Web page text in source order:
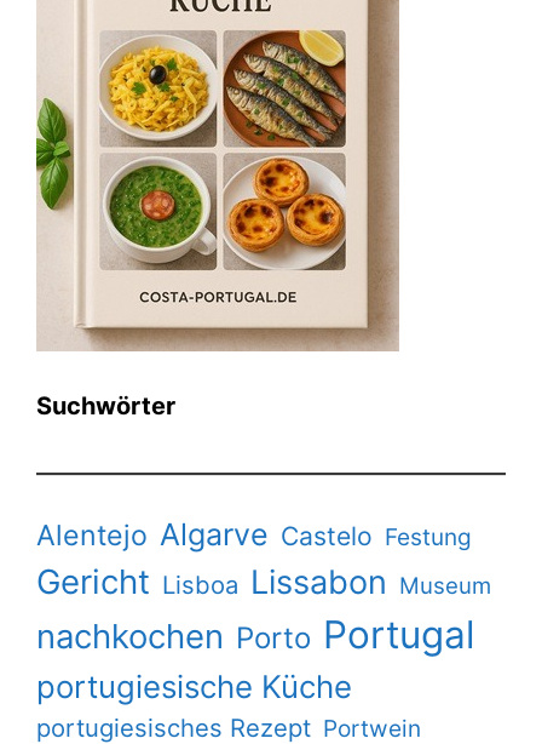
Suchwörter
Alentejo Algarve Castelo Festung
Gericht Lisboa Lissabon Museum
nachkochen Porto Portugal
portugiesische Küche
portugiesisches Rezept Portwein